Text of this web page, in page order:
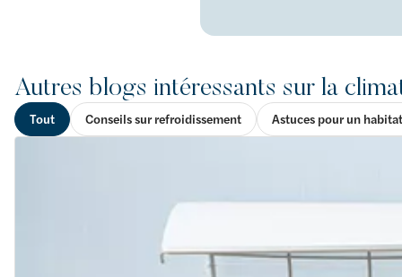
Autres blogs intéressants sur la
Tout Conseils sur refroidissement Astuces pour un